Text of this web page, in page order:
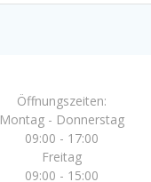
Öffnungszeiten:
Montag - Donnerstag
09:00 - 17:00
Freitag
09:00 - 15:00